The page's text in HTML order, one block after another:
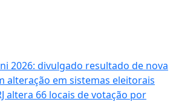
2026: divulgado resultado de nova
alteração em sistemas eleitorais
altera 66 locais de votação por